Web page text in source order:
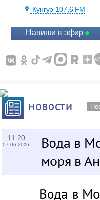
Кунгур 107,6 FM
Напиши в эфир
НОВОСТИ
11:20
07.06.2026
Вода в
моря в
Вода в